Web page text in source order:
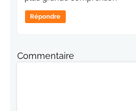
Répondre
Commentaire